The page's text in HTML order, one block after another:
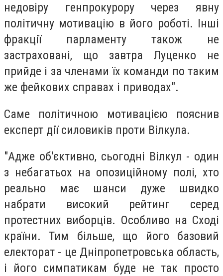
недовіру генпрокурору через явну
політичну мотивацію в його роботі. Інші
фракції парламенту також не
застраховані, що завтра Луценко не
прийде і за членами їх команди по таким
же фейкових справах і приводах".
Саме політичною мотивацією пояснив
експерт дії силовиків проти Вілкула.
"Адже об'єктивно, сьогодні Вілкул - один
з небагатьох на опозиційному полі, хто
реально має шанси дуже швидко
набрати високий рейтинг серед
протестних виборців. Особливо на Сході
країни. Тим більше, що його базовий
електорат - це Дніпропетровська область,
і його симпатикам буде не так просто